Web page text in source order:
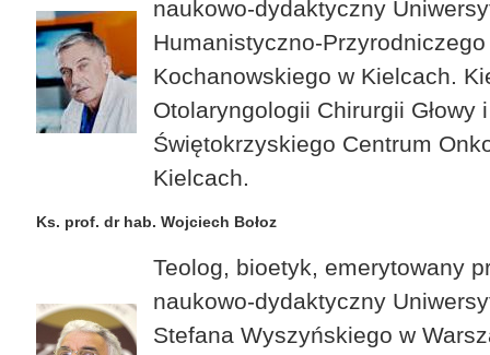
naukowo-dydaktyczny
Humanistyczno-
Kochanowskiego w Kielcach.
Otolaryngologii Chirurgii Głowy
Świętokrzyskiego Centrum
Kielcach.
Ks. prof. dr hab. Wojciech Bołoz
Teolog, bioetyk, emerytowany
naukowo-dydaktyczny
Stefana Wyszyńskiego w